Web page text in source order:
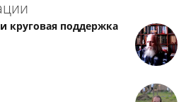
круговая поддержка